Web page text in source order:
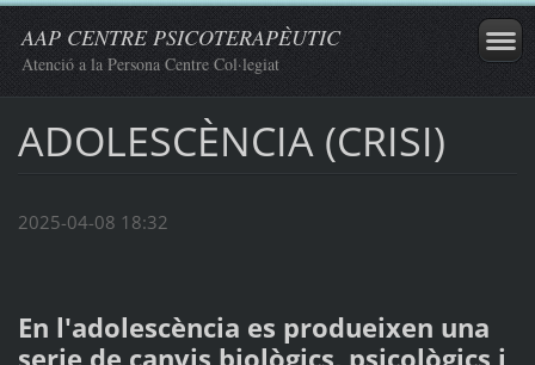
AAP CENTRE PSICOTERAPÈUTIC
Atenció a la Persona Centre Col·legiat
ADOLESCÈNCIA (CRISI)
2025-04-08 18:32
En l'adolescència es produeixen una